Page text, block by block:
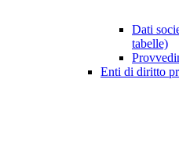
Dati
tabelle)
Enti di diritto